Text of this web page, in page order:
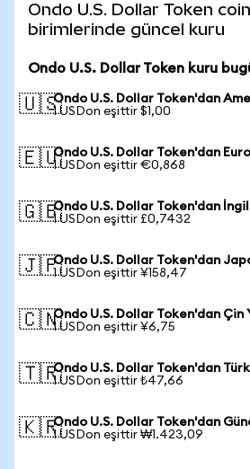
Ondo U.S. Dollar Token
birimlerinde güncel kuru
Ondo U.S. Dollar Token kuru
🇺🇸Ondo U.S. Dollar Token'dan
1 USDon eşittir $1,00
🇪🇺Ondo U.S. Dollar Token'dan
1 USDon eşittir €0,868
🇬🇧Ondo U.S. Dollar Token'dan
1 USDon eşittir £0,7432
🇯🇵Ondo U.S. Dollar Token'dan
1 USDon eşittir ¥158,47
🇨🇳Ondo U.S. Dollar Token'dan Çin
1 USDon eşittir ¥6,75
🇹🇷Ondo U.S. Dollar Token'dan
1 USDon eşittir ₺47,66
🇰🇷Ondo U.S. Dollar Token'dan
1 USDon eşittir ₩1.423,09